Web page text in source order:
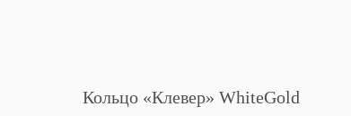
Кольцо «Клевер» WhiteGold